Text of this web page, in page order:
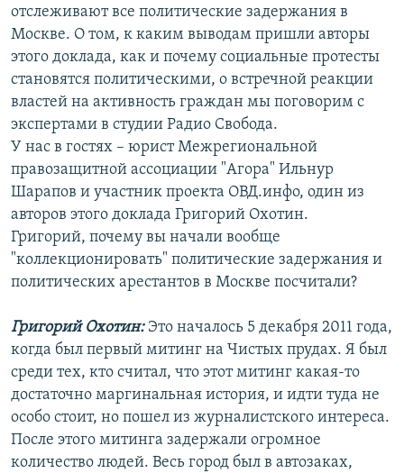
отслеживают все политические задержания в
Москве. О том, к каким выводам пришли авторы
этого доклада, как и почему социальные протесты
становятся политическими, о встречной реакции
властей на активность граждан мы поговорим с
экспертами в студии Радио Свобода.
У нас в гостях – юрист Межрегиональной
правозащитной ассоциации "Агора" Ильнур
Шарапов и участник проекта ОВД.инфо, один из
авторов этого доклада Григорий Охотин.
Григорий, почему вы начали вообще
"коллекционировать" политические задержания и
политических арестантов в Москве посчитали?
Григорий Охотин:Это началось 5 декабря 2011 года,
когда был первый митинг на Чистых прудах. Я был
среди тех, кто считал, что этот митинг какая-то
достаточно маргинальная история, и идти туда не
особо стоит, но пошел из журналистского интереса.
После этого митинга задержали огромное
количество людей. Весь город был в автозаках,